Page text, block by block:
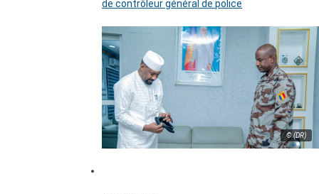
de contrôleur général de police
© (DR)